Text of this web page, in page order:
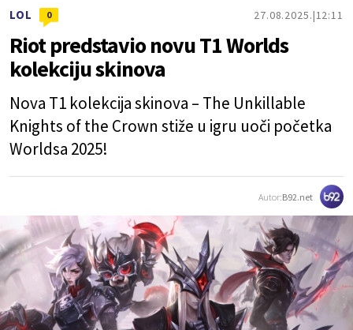
LOL 0 27.08.2025. 12:11
Riot predstavio novu T1 Worlds
kolekciju skinova
Nova T1 kolekcija skinova – The Unkillable
Knights of the Crown stiže u igru uoči početka
Worldsa 2025!
Autor:B92.net